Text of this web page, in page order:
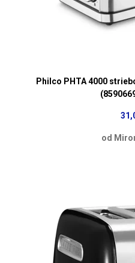
Philco PHTA 4000
od